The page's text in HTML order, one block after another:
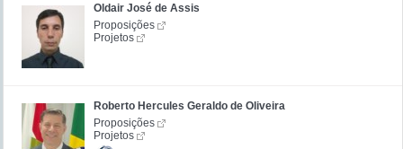
Oldair José de Assis
Proposições
Projetos
Roberto Hercules Geraldo de Oliveira
Proposições
Projetos